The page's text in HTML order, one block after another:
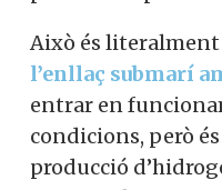
les necessitats
quedi una
poder-la exportar.
Això és literalment
l’enllaç submarí